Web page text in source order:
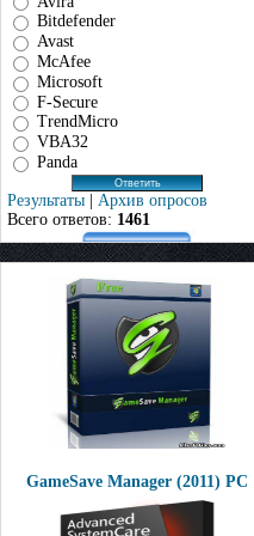
Bitdefender
Avast
McAfee
Microsoft
F-Secure
TrendMicro
VBA32
Panda
Результаты | Архив опросов
Всего ответов: 1461
GameSave Manager (2011) РС